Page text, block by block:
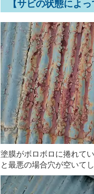
【サビの状態によ
塗膜がボロボロに捲れて
と最悪の場合穴が空いて